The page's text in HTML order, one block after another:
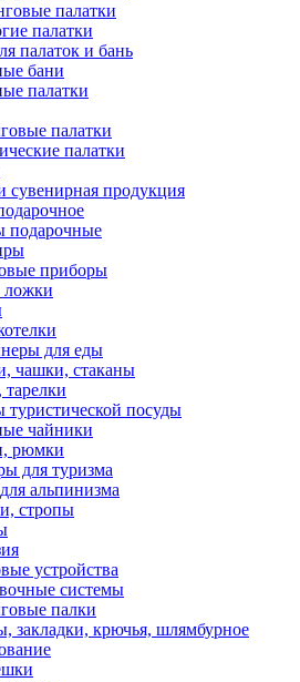
палатки
палатки
палаток и бань
бани
палатки
палатки
палатки
сувенирная продукция
подарочные
приборы
для еды
чашки, стаканы
туристической посуды
чайники
рюмки
для туризма
альпинизма
стропы
устройства
системы
палки
закладки, крючья, шлямбурное